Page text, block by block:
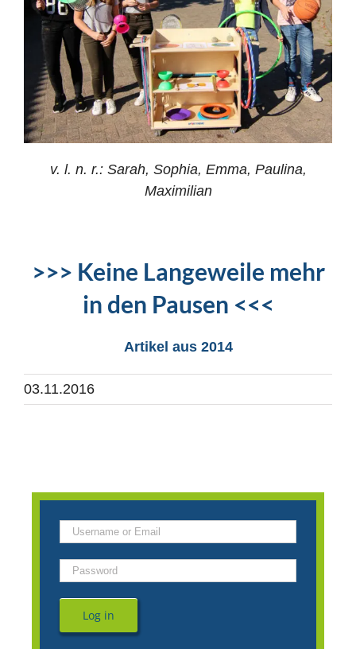
v. l. n. r.: Sarah, Sophia, Emma, Paulina,
Maximilian
>>> Keine Langeweile mehr
in den Pausen <<<
Artikel aus 2014
03.11.2016
Log in